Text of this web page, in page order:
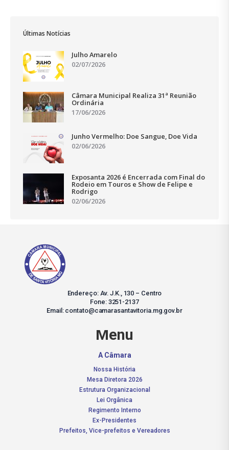
Últimas Notícias
Julho Amarelo
02/07/2026
Câmara Municipal Realiza 31ª Reunião
Ordinária
17/06/2026
Junho Vermelho: Doe Sangue, Doe Vida
02/06/2026
Exposanta 2026 é Encerrada com Final do
Rodeio em Touros e Show de Felipe e
Rodrigo
02/06/2026
Endereço: Av. J.K., 130 – Centro
Fone: 3251-2137
Email: contato@camarasantavitoria.mg.gov.br
Menu
A Câmara
Nossa História
Mesa Diretora 2026
Estrutura Organizacional
Lei Orgânica
Regimento Interno
Ex-Presidentes
Prefeitos, Vice-prefeitos e Vereadores